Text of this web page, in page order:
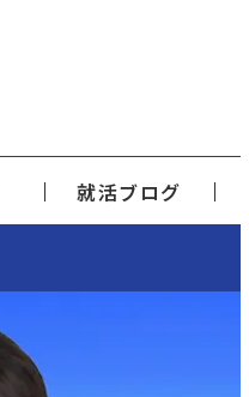
就活ブログ